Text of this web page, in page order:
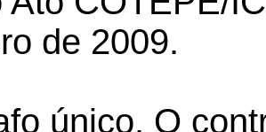
de 2009.
único. O